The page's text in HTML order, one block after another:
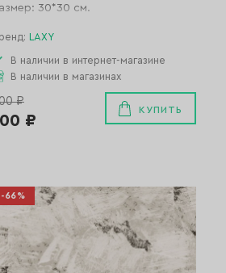
30*30 см.
LAXY
В наличии в интернет-магазине
В наличии в магазинах
₽
₽
КУПИТЬ
-66%